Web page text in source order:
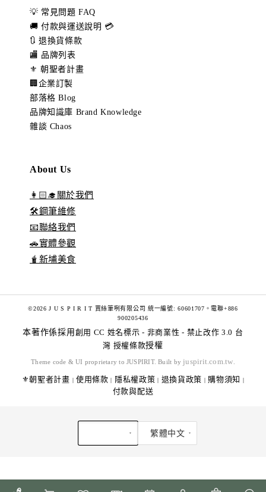
💡 常見問題 FAQ
🚚 付款與運送說明 💳
🔃 退換貨條款
🏬 品牌列表
⚜️ 朝聖者計畫
🏢企業訂製
部落格 Blog
品牌知識庫 Brand Knowledge
雜談 Chaos
About Us
👩🏻‍🎓關於我們
🛠️鋼筆維修
📧聯絡我們
🚗實體參觀
🧋新埔美食
©2026 J U S P I R I T 賈絲筆咧有限公司 統一編號: 60601707。電聯+886
900205436
本著作係採用 創用 CC 姓名標示 - 非商業性 - 禁止改作 3.0 台
灣 授權條款授權
Theme code & UI proprietary to JUSPIRIT. Built by juspirit.com.tw
⚜️朝聖者計畫 | 使用條款 | 隱私權政策 | 退換貨政策 | 購物須知 |
付款與配送